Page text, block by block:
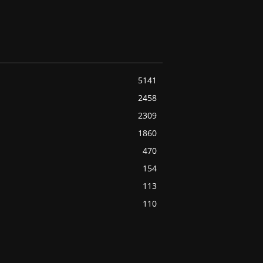
5141
2458
2309
1860
470
154
113
110